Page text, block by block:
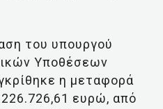
του υπουργού
Υποθέσεων
η μεταφορά
ευρώ, από